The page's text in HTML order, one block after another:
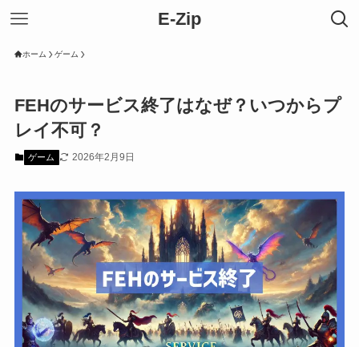
E-Zip
ホーム ゲーム
FEHのサービス終了はなぜ？いつからプ
レイ不可？
ゲーム 2026年2月9日